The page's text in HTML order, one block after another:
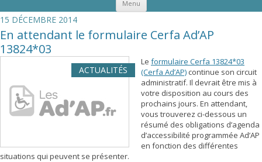
Menu
15 DÉCEMBRE 2014
En attendant le formulaire Cerfa Ad’AP
13824*03
ACTUALITÉS
Le formulaire Cerfa 13824*03
(Cerfa Ad’AP) continue son circuit
administratif. Il devrait être mis à
votre disposition au cours des
prochains jours. En attendant,
vous trouverez ci-dessous un
résumé des obligations d’agenda
d’accessibilité programmée Ad’AP
en fonction des différentes
situations qui peuvent se présenter.